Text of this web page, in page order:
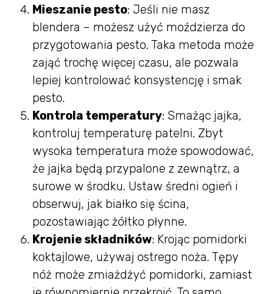
Mieszanie pesto: Jeśli nie masz
blendera – możesz użyć moździerza do
przygotowania pesto. Taka metoda może
zająć trochę więcej czasu, ale pozwala
lepiej kontrolować konsystencję i smak
pesto.
Kontrola temperatury: Smażąc jajka,
kontroluj temperaturę patelni. Zbyt
wysoka temperatura może spowodować,
że jajka będą przypalone z zewnątrz, a
surowe w środku. Ustaw średni ogień i
obserwuj, jak białko się ścina,
pozostawiając żółtko płynne.
Krojenie składników: Krojąc pomidorki
koktajlowe, używaj ostrego noża. Tępy
nóż może zmiażdżyć pomidorki, zamiast